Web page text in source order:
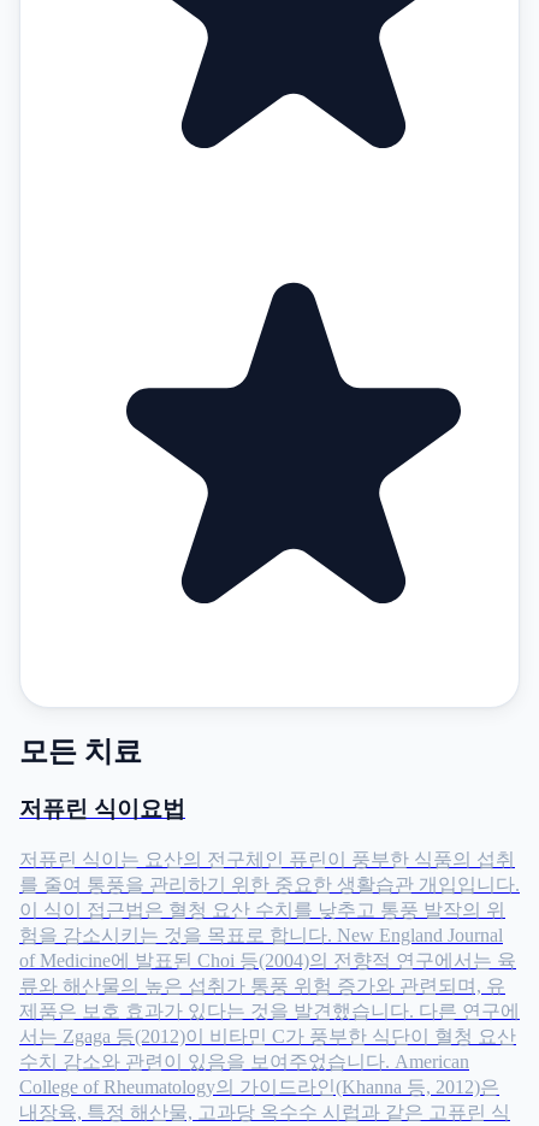
모든 치료
저퓨린 식이요법
저퓨린 식이는 요산의 전구체인 퓨린이 풍부한 식품의 섭취
를 줄여 통풍을 관리하기 위한 중요한 생활습관 개입입니다.
이 식이 접근법은 혈청 요산 수치를 낮추고 통풍 발작의 위
험을 감소시키는 것을 목표로 합니다. New England Journal
of Medicine에 발표된 Choi 등(2004)의 전향적 연구에서는 육
류와 해산물의 높은 섭취가 통풍 위험 증가와 관련되며, 유
제품은 보호 효과가 있다는 것을 발견했습니다. 다른 연구에
서는 Zgaga 등(2012)이 비타민 C가 풍부한 식단이 혈청 요산
수치 감소와 관련이 있음을 보여주었습니다. American
College of Rheumatology의 가이드라인(Khanna 등, 2012)은
내장육, 특정 해산물, 고과당 옥수수 시럽과 같은 고퓨린 식